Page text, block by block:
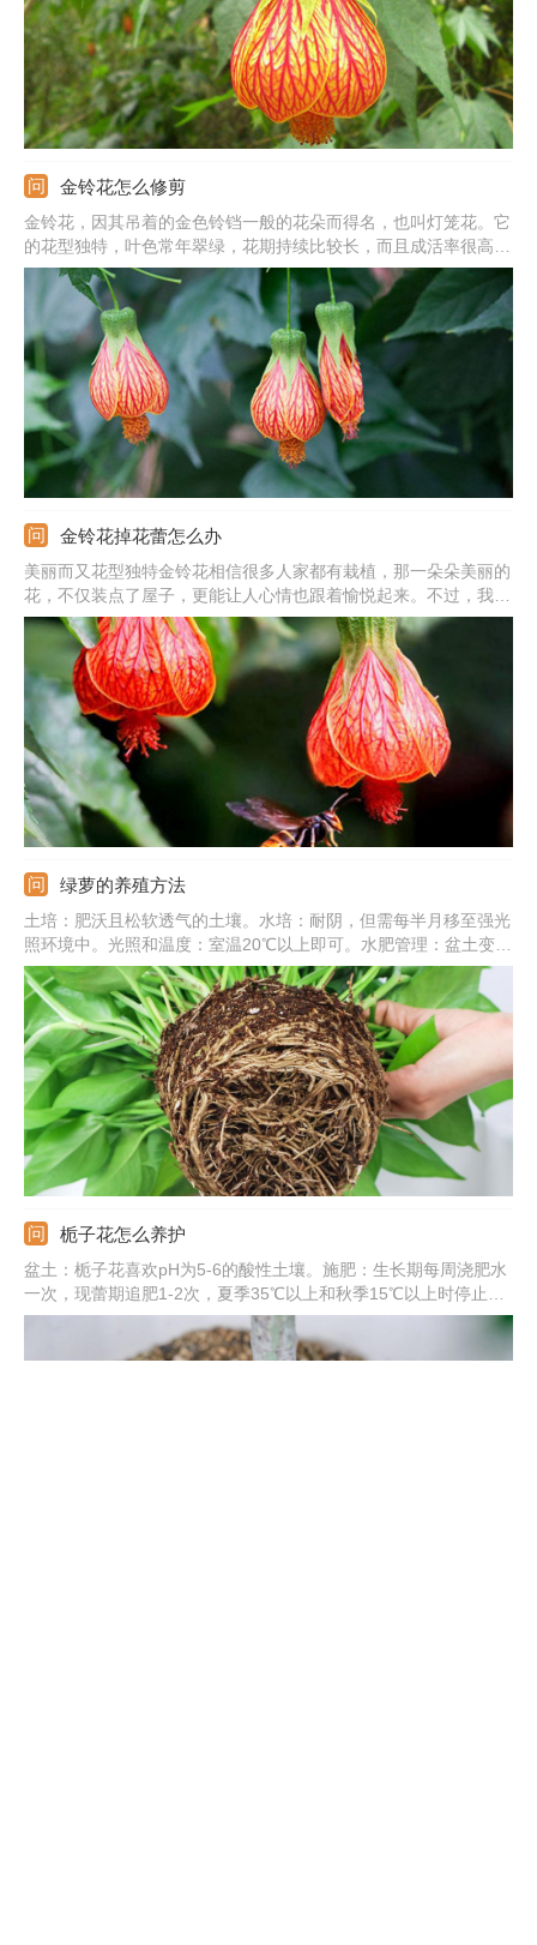
金铃花怎么修剪
金铃花，因其吊着的金色铃铛一般的花朵而得名，也叫灯笼花。它
的花型独特，叶色常年翠绿，花期持续比较长，而且成活率很高，
因此深受花友们的青睐。相信很多朋友都有这样的疑问：金铃花可
以修剪吗？修剪的时候需要注意哪些方面呢？下面，让我们一起学
习一下吧。
金铃花掉花蕾怎么办
美丽而又花型独特金铃花相信很多人家都有栽植，那一朵朵美丽的
花，不仅装点了屋子，更能让人心情也跟着愉悦起来。不过，我们
也经常会发现这样的问题，自家养的金铃花有时会出现花蕾掉落的
现象。那么，遇到这种掉蕾的情况概怎么办呢？
绿萝的养殖方法
土培：肥沃且松软透气的土壤。水培：耐阴，但需每半月移至强光
照环境中。光照和温度：室温20℃以上即可。水肥管理：盆土变干
需要及时浇水，一次浇透，秋冬减少浇水和施肥。常见病害：炭疽
病、根腐病、叶斑病。
栀子花怎么养护
盆土：栀子花喜欢pH为5-6的酸性土壤。施肥：生长期每周浇肥水
一次，现蕾期追肥1-2次，夏季35℃以上和秋季15℃以上时停止施
肥。浇水：保持盆土湿润，晚上可喷雾将叶片淋湿。光照：要充
足，除七八月份正午外可放在阳光下养护。